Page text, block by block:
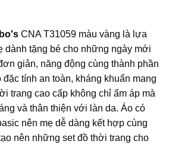
CNA T31059 màu vàng là lựa
dành tặng bé cho những ngày mới
giản, năng động cùng thành phần
tính an toàn, kháng khuẩn mang
trang cao cấp không chỉ ấm áp mà
và thân thiện với làn da. Áo có
nên mẹ dễ dàng kết hợp cùng
nên những set đồ thời trang cho